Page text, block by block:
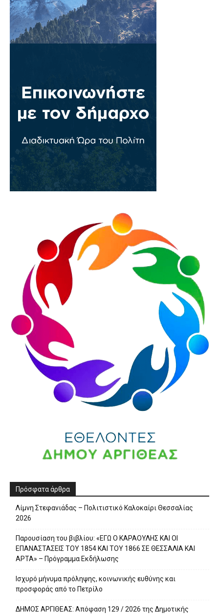
Πρόσφατα άρθρα
Λίμνη Στεφανιάδας – Πολιτιστικό Καλοκαίρι Θεσσαλίας
2026
Παρουσίαση του βιβλίου: «ΕΓΩ Ο ΚΑΡΑΟΥΛΗΣ ΚΑΙ ΟΙ
ΕΠΑΝΑΣΤΑΣΕΙΣ ΤΟΥ 1854 ΚΑΙ ΤΟΥ 1866 ΣΕ ΘΕΣΣΑΛΙΑ ΚΑΙ
ΑΡΤΑ» – Πρόγραμμα Εκδήλωσης
Ισχυρό μήνυμα πρόληψης, κοινωνικής ευθύνης και
προσφοράς από το Πετρίλο
ΔΗΜΟΣ ΑΡΓΙΘΕΑΣ: Απόφαση 129 / 2026 της Δημοτικής